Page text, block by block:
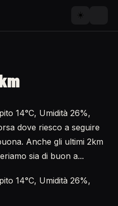
☀️
14°C, Umidità 26%,
dove riesco a seguire
Anche gli ultimi 2km
sia di buon a...
14°C, Umidità 26%,